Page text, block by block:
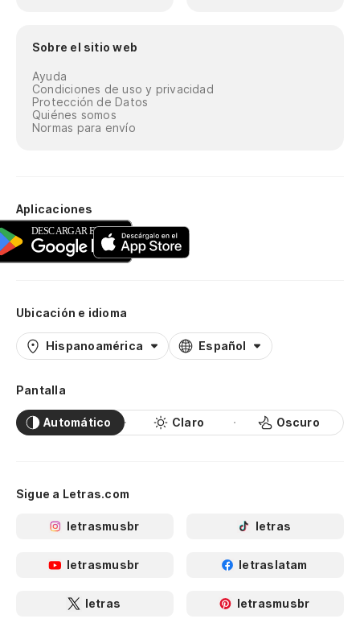
Sobre el sitio web
Ayuda
Condiciones de uso y privacidad
Protección de Datos
Quiénes somos
Normas para envío
Aplicaciones
Ubicación e idioma
Hispanoamérica Español
Pantalla
Automático Claro Oscuro
Sigue a Letras.com
letrasmusbr letras
letrasmusbr letraslatam
letras letrasmusbr